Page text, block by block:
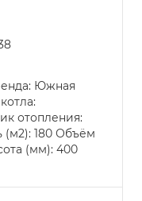
Южная
отопления:
(м2): 180 Объём
(мм): 400